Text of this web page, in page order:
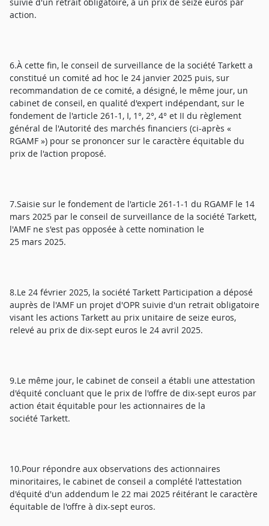
action.
6.À cette fin, le conseil de surveillance de la société Tarkett a
constitué un comité ad hoc le 24 janvier 2025 puis, sur
recommandation de ce comité, a désigné, le même jour, un
cabinet de conseil, en qualité d'expert indépendant, sur le
fondement de l'article 261-1, I, 1°, 2°, 4° et II du règlement
général de l'Autorité des marchés financiers (ci-après «
RGAMF ») pour se prononcer sur le caractère équitable du
prix de l'action proposé.
7.Saisie sur le fondement de l'article 261-1-1 du RGAMF le 14
mars 2025 par le conseil de surveillance de la société Tarkett,
l'AMF ne s'est pas opposée à cette nomination le
25 mars 2025.
8.Le 24 février 2025, la société Tarkett Participation a déposé
auprès de l'AMF un projet d'OPR suivie d'un retrait obligatoire
visant les actions Tarkett au prix unitaire de seize euros,
relevé au prix de dix-sept euros le 24 avril 2025.
9.Le même jour, le cabinet de conseil a établi une attestation
d'équité concluant que le prix de l'offre de dix-sept euros par
action était équitable pour les actionnaires de la
société Tarkett.
10.Pour répondre aux observations des actionnaires
minoritaires, le cabinet de conseil a complété l'attestation
d'équité d'un addendum le 22 mai 2025 réitérant le caractère
équitable de l'offre à dix-sept euros.